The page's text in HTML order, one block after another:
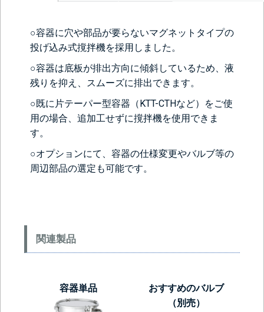
○容器に穴や部品が要らないマグネットタイプの
投げ込み式撹拌機を採用しました。
○容器は底板が排出方向に傾斜しているため、液
残りを抑え、スムーズに排出できます。
○既に片テーパー型容器（KTT-CTHなど）をご使
用の場合、追加工せずに撹拌機を使用できま
す。
○オプションにて、容器の仕様変更やバルブ等の
周辺部品の選定も可能です。
関連製品
容器単品
おすすめのバルブ
（別売）